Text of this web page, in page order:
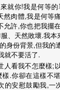
就你!我是何等
然肉體,我是何等
允許,你也把我擺
、天然敗壞.我本
身份背景,但我的
就不要活了.
人看我不怎麼樣;
.你卻在這樣不
的安慰鼓勵我,一